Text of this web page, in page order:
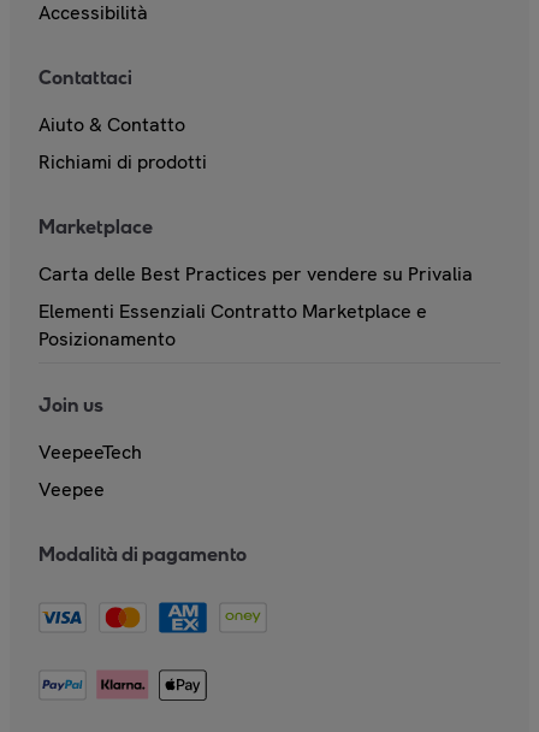
Accessibilità
Contattaci
Aiuto & Contatto
Richiami di prodotti
Marketplace
Carta delle Best Practices per vendere su Privalia
Elementi Essenziali Contratto Marketplace e
Posizionamento
Join us
VeepeeTech
Veepee
Modalità di pagamento